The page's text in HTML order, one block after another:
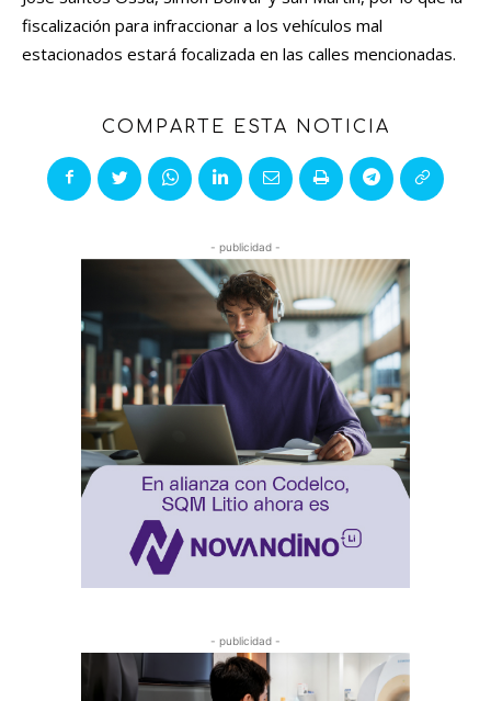
fiscalización para infraccionar a los vehículos mal
estacionados estará focalizada en las calles mencionadas.
COMPARTE ESTA NOTICIA
- publicidad -
- publicidad -